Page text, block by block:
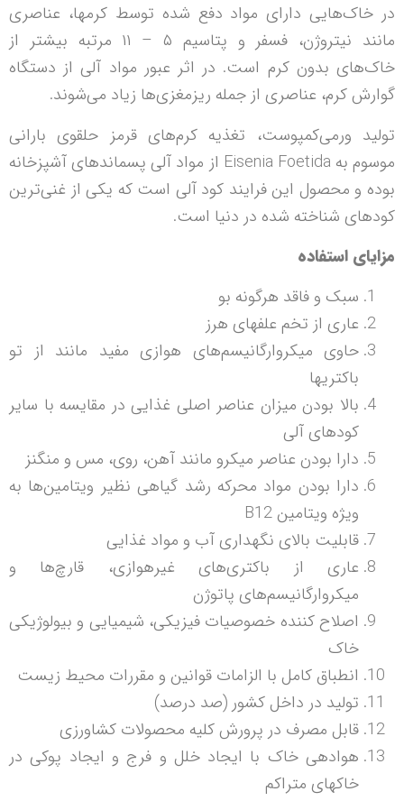
در خاک‌هایی دارای مواد دفع شده توسط کرمها، عناصری
مانند نیتروژن، فسفر و پتاسیم ۵ – ۱۱ مرتبه بیشتر از
خاک‌های بدون کرم است. در اثر عبور مواد آلی از دستگاه
گوارش کرم، عناصری از جمله ریزمغزی‌ها زیاد می‌شوند.
تولید ورمی‌کمپوست، تغذیه کرم‌های قرمز حلقوی بارانی
موسوم به Eisenia Foetida از مواد آلی پسماندهای آشپزخانه
بوده و محصول این فرایند کود آلی است که یکی از غنی‌ترین
کودهای شناخته شده در دنیا است.
مزایای استفاده
سبک و فاقد هرگونه بو
عاری از تخم علفهای هرز
حاوی میکروارگانیسم‌های هوازی مفید مانند از تو
باکتریها
بالا بودن میزان عناصر اصلی غذایی در مقایسه با سایر
کودهای آلی
دارا بودن عناصر میکرو مانند آهن، روی، مس و منگنز
دارا بودن مواد محرکه رشد گیاهی نظیر ویتامین‌ها به
ویژه ویتامین B12
قابلیت بالای نگهداری آب و مواد غذایی
عاری از باکتری‌های غیرهوازی، قارچ‌ها و
میکروارگانیسم‌های پاتوژن
اصلاح کننده خصوصیات فیزیکی، شیمیایی و بیولوژیکی
خاک
انطباق کامل با الزامات قوانین و مقررات محیط زیست
تولید در داخل کشور (صد درصد)
قابل مصرف در پرورش کلیه محصولات کشاورزی
هوادهی خاک با ایجاد خلل و فرج و ایجاد پوکی در
خاکهای متراکم